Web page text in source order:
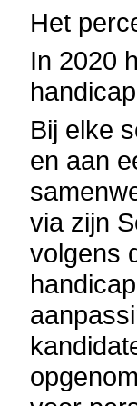
Het
In 2020
Bij elke
en aan
via zijn
volgens